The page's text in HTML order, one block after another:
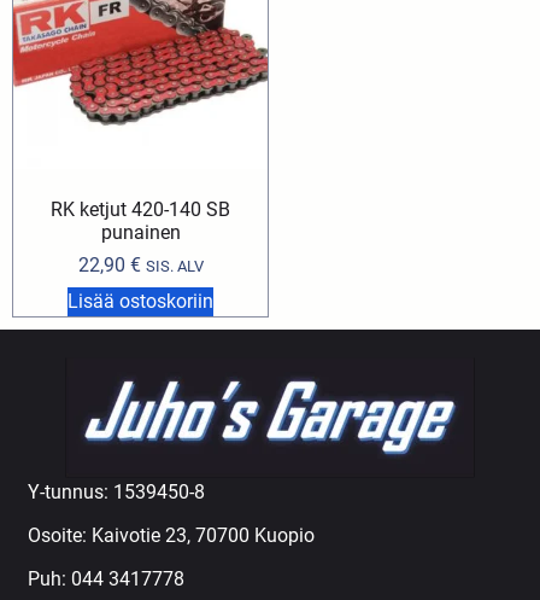
RK ketjut 420-140 SB
punainen
22,90 € SIS. ALV
Lisää ostoskoriin
Y-tunnus: 1539450-8
Osoite: Kaivotie 23, 70700 Kuopio
Puh: 044 3417778